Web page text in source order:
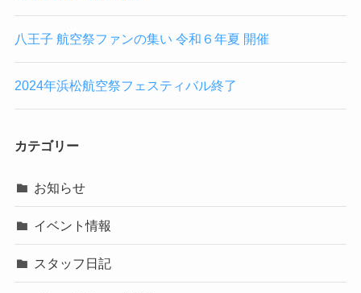
八王子 航空祭ファンの集い 令和６年夏 開催
2024年浜松航空祭フェスティバル終了
カテゴリー
お知らせ
イベント情報
スタッフ日記